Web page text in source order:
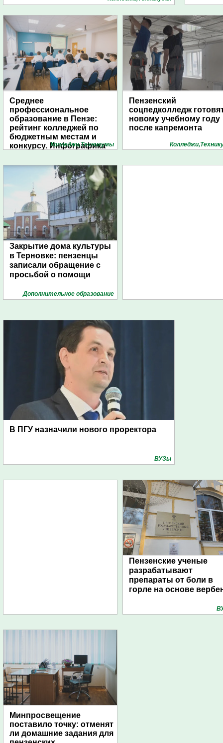
Среднее
профессиональное
образование в Пензе:
рейтинг колледжей по
бюджетным местам и
конкурсу. Инфографика
Колледжи,Техникумы
Пензенский
соцпедколледж
новому учебному году
после капремонта
Закрытие дома культуры
в Терновке: пензенцы
записали обращение с
просьбой о помощи
Дополнительное образование
В ПГУ назначили нового проректора
ВУЗы
Пензенские ученые
разрабатывают
препараты от боли в
горле на основе
Минпросвещение
поставило точку: отменят
ли домашние задания для